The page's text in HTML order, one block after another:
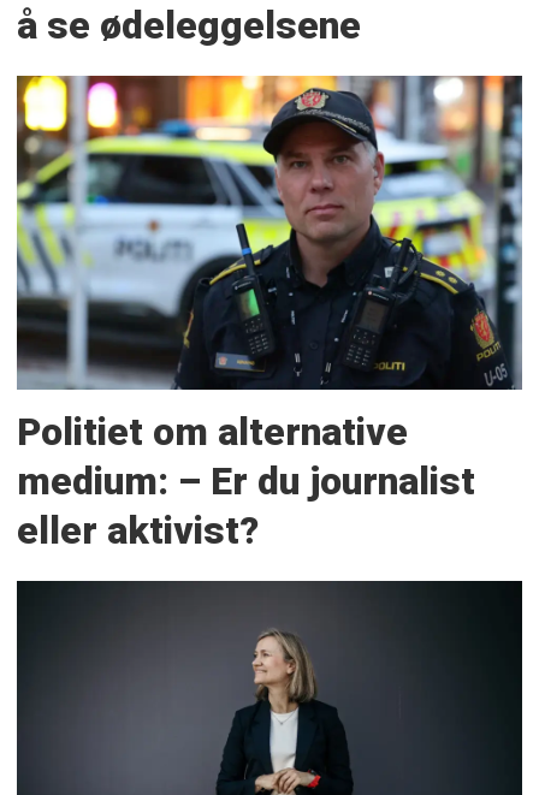
å se ødeleggelsene
Politiet om alternative
medium: – Er du journalist
eller aktivist?